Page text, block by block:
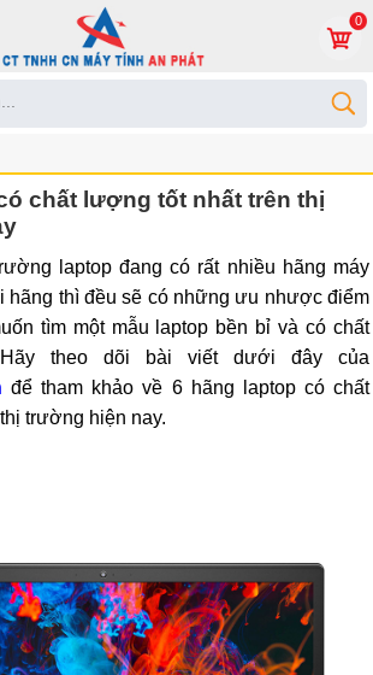
0
chất lượng tốt nhất trên thị
laptop đang có rất nhiều hãng máy
hãng thì đều sẽ có những ưu nhược điểm
tìm một mẫu laptop bền bỉ và có chất
theo dõi bài viết dưới đây của
để tham khảo về 6 hãng laptop có chất
trường hiện nay.